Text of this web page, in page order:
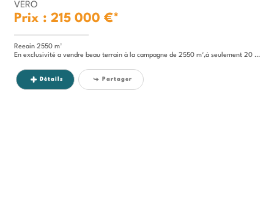
VERO
Prix : 215 000 €*
Reeain 2550 m²
En exclusivité a vendre beau terrain à la campagne de 2550 m²,à seulement 20 minutes d'Ajaccio.Il inclut un caseddu en...
Détails Partager